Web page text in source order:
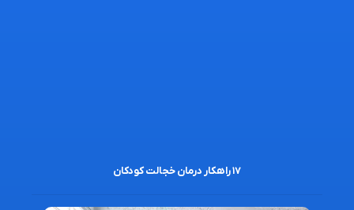
۱۷ راهکار درمان خجالت کودکان